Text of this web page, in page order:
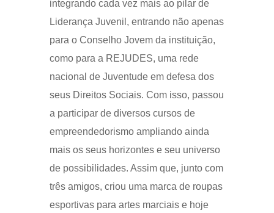
integrando cada vez mais ao pilar de
Liderança Juvenil, entrando não apenas
para o Conselho Jovem da instituição,
como para a REJUDES, uma rede
nacional de Juventude em defesa dos
seus Direitos Sociais. Com isso, passou
a participar de diversos cursos de
empreendedorismo ampliando ainda
mais os seus horizontes e seu universo
de possibilidades. Assim que, junto com
três amigos, criou uma marca de roupas
esportivas para artes marciais e hoje